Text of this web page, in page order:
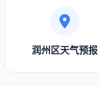
润州区天气预报